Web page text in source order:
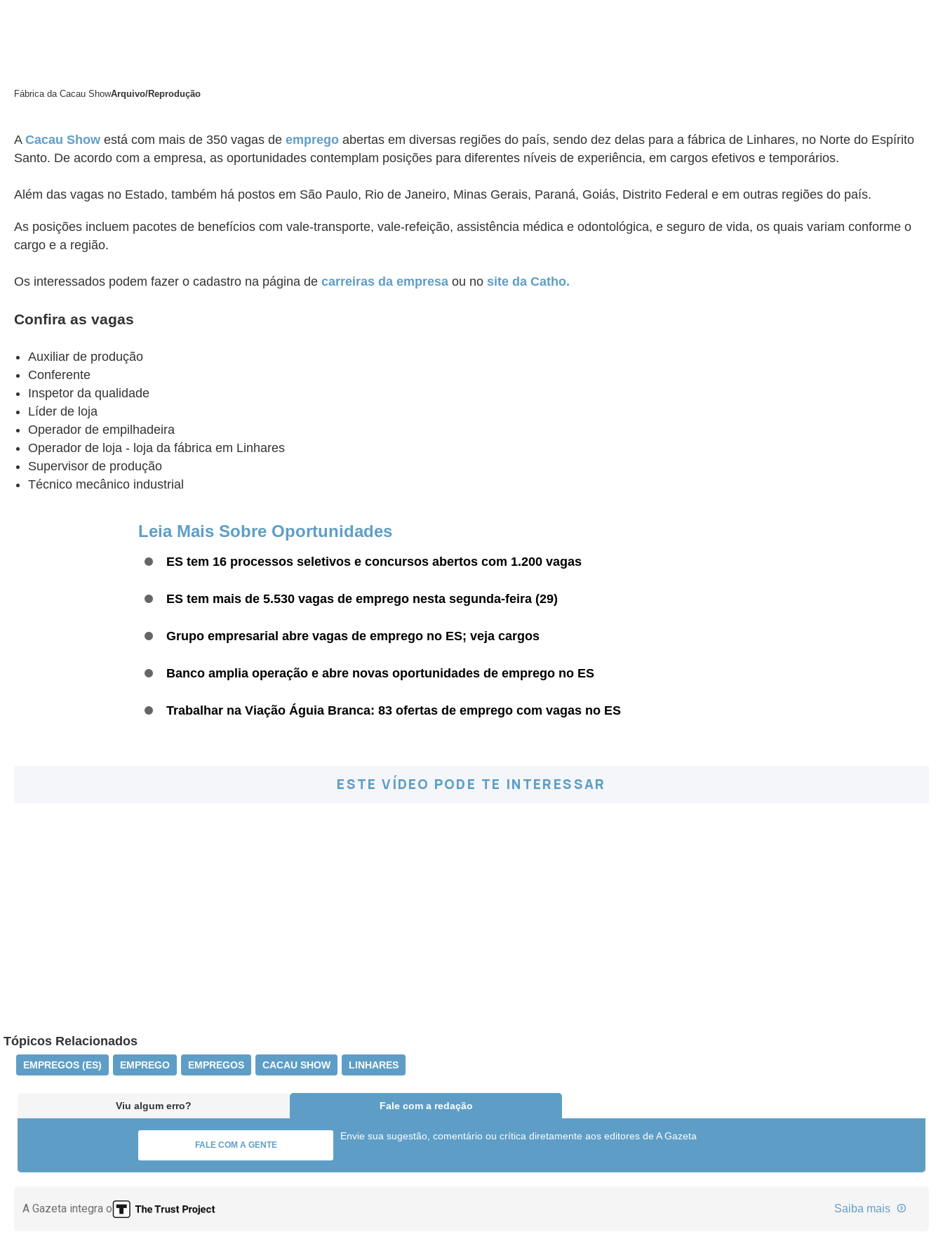
Fábrica da Cacau ShowArquivo/Reprodução
A Cacau Show está com mais de 350 vagas de emprego abertas em diversas regiões do país, sendo dez delas para a fábrica de Linhares, no Norte do Espírito
Santo. De acordo com a empresa, as oportunidades contemplam posições para diferentes níveis de experiência, em cargos efetivos e temporários.
Além das vagas no Estado, também há postos em São Paulo, Rio de Janeiro, Minas Gerais, Paraná, Goiás, Distrito Federal e em outras regiões do país.
As posições incluem pacotes de benefícios com vale-transporte, vale-refeição, assistência médica e odontológica, e seguro de vida, os quais variam conforme o
cargo e a região.
Os interessados podem fazer o cadastro na página de carreiras da empresa ou no site da Catho.
Confira as vagas
Auxiliar de produção
Conferente
Inspetor da qualidade
Líder de loja
Operador de empilhadeira
Operador de loja - loja da fábrica em Linhares
Supervisor de produção
Técnico mecânico industrial
Leia Mais Sobre Oportunidades
ES tem 16 processos seletivos e concursos abertos com 1.200 vagas
ES tem mais de 5.530 vagas de emprego nesta segunda-feira (29)
Grupo empresarial abre vagas de emprego no ES; veja cargos
Banco amplia operação e abre novas oportunidades de emprego no ES
Trabalhar na Viação Águia Branca: 83 ofertas de emprego com vagas no ES
ESTE VÍDEO PODE TE INTERESSAR
Tópicos Relacionados
EMPREGOS (ES) EMPREGO EMPREGOS CACAU SHOW LINHARES
Viu algum erro? Fale com a redação
FALE COM A GENTE
Envie sua sugestão, comentário ou crítica diretamente aos editores de A Gazeta
A Gazeta integra o Saiba mais